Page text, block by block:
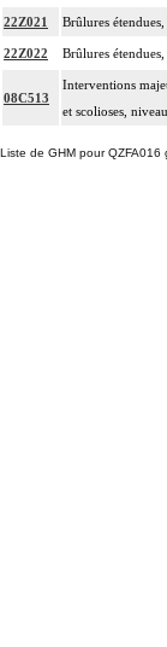
22Z021 Brûlures étendues,
22Z022 Brûlures
08C513
Interventions
et scolioses,
Liste de GHM pour